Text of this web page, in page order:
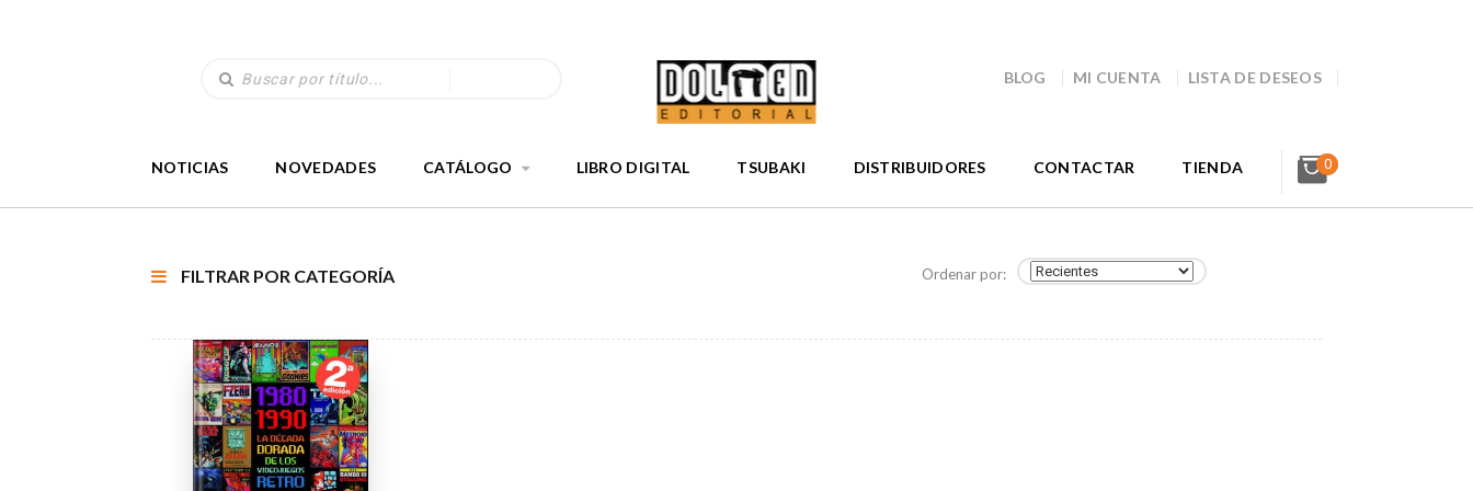
BLOG MI CUENTA LISTA DE DESEOS
NOTICIAS NOVEDADES CATÁLOGO LIBRO DIGITAL TSUBAKI DISTRIBUIDORES CONTACTAR TIENDA 0
FILTRAR POR CATEGORÍA Ordenar por: